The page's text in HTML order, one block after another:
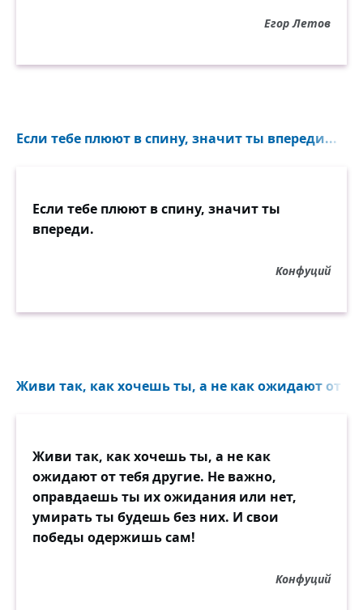
Егор Летов
Если тебе плюют в спину, значит ты впереди...
Если тебе плюют в спину, значит ты
впереди.
Конфуций
Живи так, как хочешь ты, а не как ожидают от
Живи так, как хочешь ты, а не как
ожидают от тебя другие. Не важно,
оправдаешь ты их ожидания или нет,
умирать ты будешь без них. И свои
победы одержишь сам!
Конфуций